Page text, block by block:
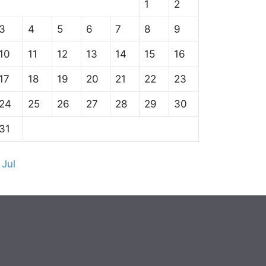
1 2
4 5 6 7 8 9
11 12 13 14 15 16
18 19 20 21 22 23
25 26 27 28 29 30
Jul